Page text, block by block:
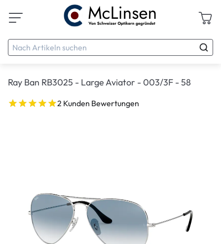
Ray Ban RB3025 - Large Aviator - 003/3F - 58
2 Kunden Bewertungen